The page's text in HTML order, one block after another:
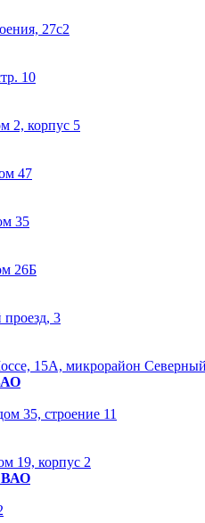
27с2
10
2, корпус 5
47
35
26Б
3
15А, микрорайон
35, строение 11
19, корпус 2
ВАО